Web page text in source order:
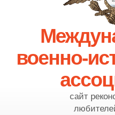
военно-
сайт